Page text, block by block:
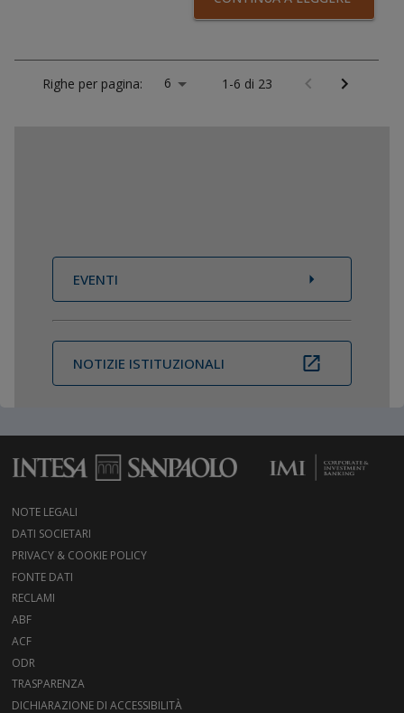
Righe per pagina: 6 1-6 di 23
EVENTI
NOTIZIE ISTITUZIONALI
NOTE LEGALI
DATI SOCIETARI
PRIVACY & COOKIE POLICY
FONTE DATI
RECLAMI
ABF
ACF
ODR
TRASPARENZA
DICHIARAZIONE DI ACCESSIBILITÀ